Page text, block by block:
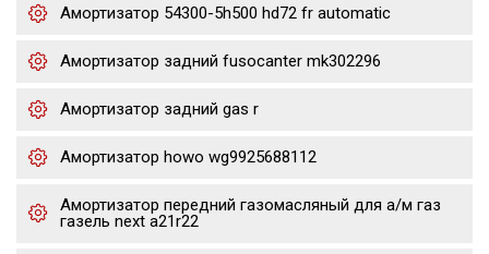
Амортизатор 54300-5h500 hd72 fr automatic
Амортизатор задний fusocanter mk302296
Амортизатор задний gas r
Амортизатор howo wg9925688112
Амортизатор передний газомасляный для а/м газ
газель next a21r22